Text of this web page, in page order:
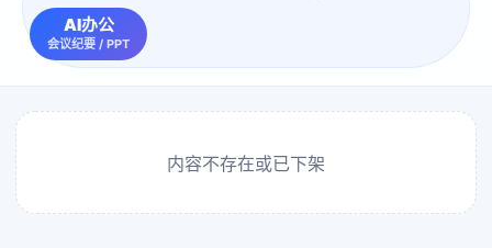
AI办公
会议纪要 / PPT
内容不存在或已下架